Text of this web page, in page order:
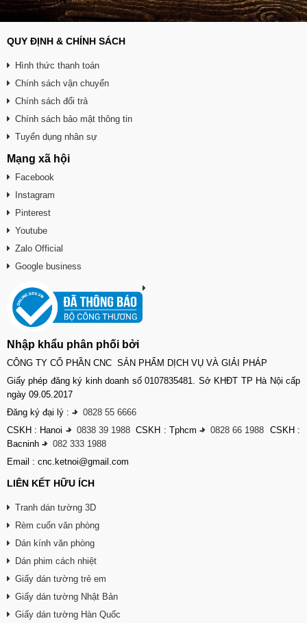
QUY ĐỊNH & CHÍNH SÁCH
Hình thức thanh toán
Chính sách vận chuyển
Chính sách đổi trả
Chính sách bảo mật thông tin
Tuyển dụng nhân sự
Mạng xã hội
Facebook
Instagram
Pinterest
Youtube
Zalo Official
Google business
Nhập khẩu phân phối bởi
CÔNG TY CỔ PHẦN CNC SẢN PHẨM DỊCH VỤ VÀ GIẢI PHÁP
Giấy phép đăng ký kinh doanh số 0107835481. Sở KHĐT TP Hà Nội cấp
ngày 09.05.2017
Đăng ký đại lý : -
0828 55 6666
CSKH : Hanoi - 0838 39 1988 CSKH : Tphcm- 0828 66 1988 CSKH :
Bacninh -
082 333 1988
Email : cnc.ketnoi@gmail.com
LIÊN KẾT HỮU ÍCH
Tranh dán tường 3D
Rèm cuốn văn phòng
Dán kính văn phòng
Dán phim cách nhiệt
Giấy dán tường trẻ em
Giấy dán tường Nhật Bản
Giấy dán tường Hàn Quốc